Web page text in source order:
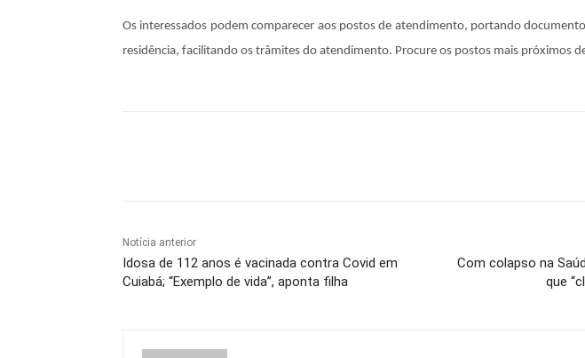
Os interessados podem comparecer aos postos de atendimento, portando
residência, facilitando os trâmites do atendimento. Procure os postos mais próximos
Notícia anterior
Idosa de 112 anos é vacinada contra Covid em
Cuiabá; “Exemplo de vida”, aponta filha
Com colapso na
que